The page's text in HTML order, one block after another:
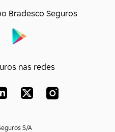
Bradesco Seguros
nas redes
S/A